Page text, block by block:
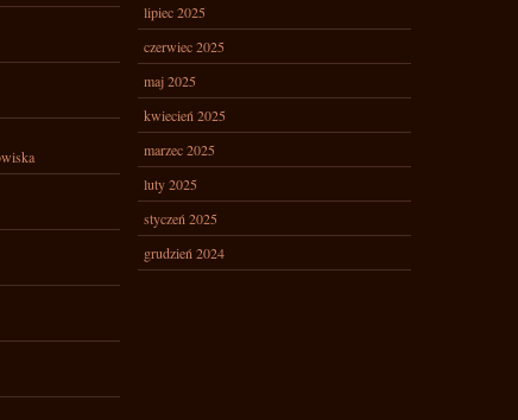
lipiec 2025
czerwiec 2025
maj 2025
kwiecień 2025
marzec 2025
luty 2025
styczeń 2025
grudzień 2024